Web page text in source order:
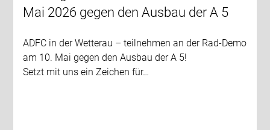
Mai 2026 gegen den Ausbau der A 5
ADFC in der Wetterau – teilnehmen an der Rad-Demo
am 10. Mai gegen den Ausbau der A 5!
Setzt mit uns ein Zeichen für…